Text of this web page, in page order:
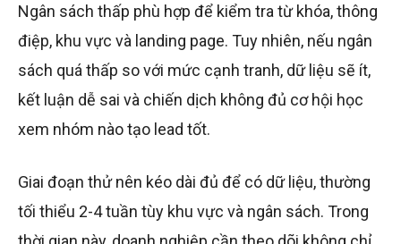
Ngân sách thấp phù hợp để kiểm tra từ khóa, thông
điệp, khu vực và landing page. Tuy nhiên, nếu ngân
sách quá thấp so với mức cạnh tranh, dữ liệu sẽ ít,
kết luận dễ sai và chiến dịch không đủ cơ hội học
xem nhóm nào tạo lead tốt.
Giai đoạn thử nên kéo dài đủ để có dữ liệu, thường
tối thiểu 2-4 tuần tùy khu vực và ngân sách. Trong